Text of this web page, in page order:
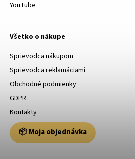
YouTube
Všetko o nákupe
Sprievodca nákupom
Sprievodca reklamáciami
Obchodné podmienky
GDPR
Kontakty
📦 Moja objednávka